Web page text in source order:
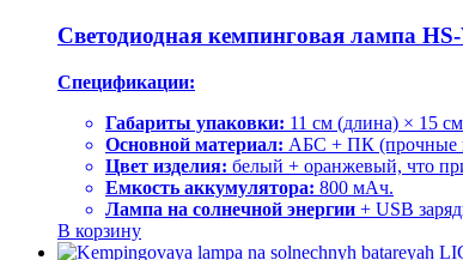
Светодиодная кемпинговая лампа
Спецификации:
Габариты упаковки: 11 см (длина) × 15
Основной материал: АБС + ПК (прочные
Цвет изделия: белый + оранжевый, что
Емкость аккумулятора: 800 мАч.
Лампа на солнечной энергии + USB
В корзину